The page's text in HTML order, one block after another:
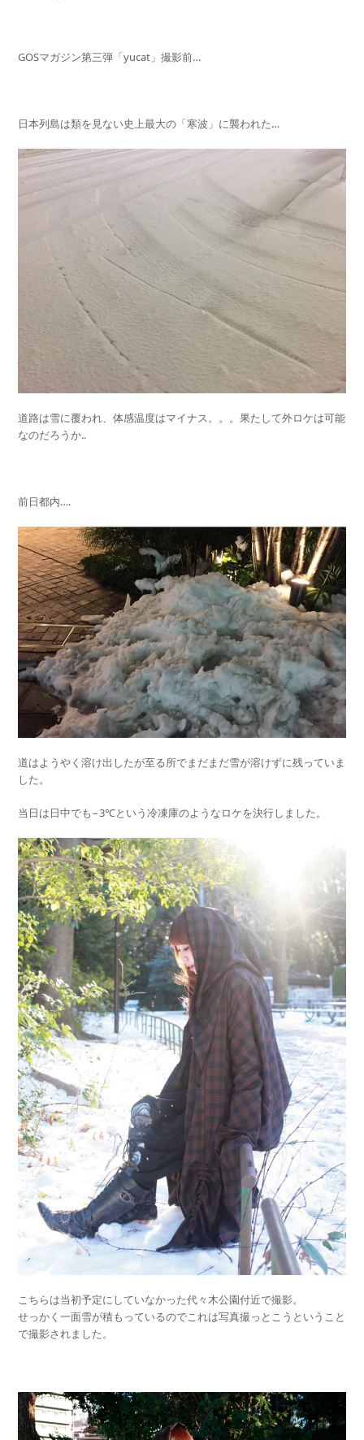
GOSマガジン第三弾「yucat」撮影前…
日本列島は類を見ない史上最大の「寒波」に襲われた…
道路は雪に覆われ、体感温度はマイナス。。。果たして外ロケは可能
なのだろうか..
前日都内….
道はようやく溶け出したが至る所でまだまだ雪が溶けずに残っていま
した。
当日は日中でも−3℃という冷凍庫のようなロケを決行しました。
こちらは当初予定にしていなかった代々木公園付近で撮影。
せっかく一面雪が積もっているのでこれは写真撮っとこうということ
で撮影されました。